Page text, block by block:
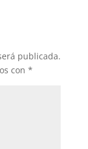
publicada.
con *